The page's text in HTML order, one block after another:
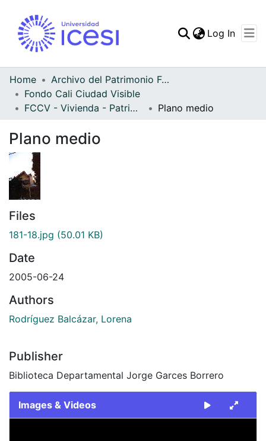
Log In
Home
Archivo del Patrimonio Fotográfico y Fílmico del Valle del Cauca
Fondo Cali Ciudad Visible
FCCV - Vivienda - Patrimonial
Plano medio
Plano medio
Files
181-18.jpg (50.01 KB)
Date
2005-06-24
Authors
Rodríguez Balcázar, Lorena
Publisher
Biblioteca Departamental Jorge Garces Borrero
Images & Videos